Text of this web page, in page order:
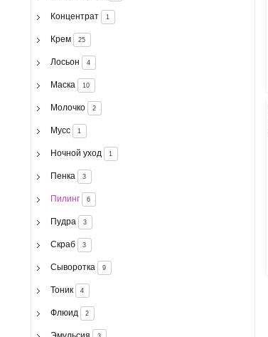
Концентрат 1
Крем 25
Лосьон 4
Маска 10
Молочко 2
Мусс 1
Ночной уход 1
Пенка 3
Пилинг 6
Пудра 3
Скраб 3
Сыворотка 9
Тоник 4
Флюид 2